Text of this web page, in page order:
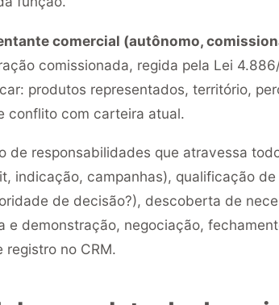
comercial (autônomo,
comissionada, regida pela Lei
produtos representados, território,
conflito com carteira atual.
de responsabilidades que atravessa
indicação, campanhas), qualificação
de decisão?), descoberta de
e demonstração, negociação,
registro no CRM.